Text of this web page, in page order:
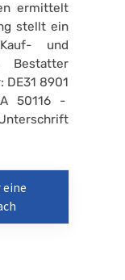
ermittelt
stellt ein
und
Bestatter
DE31 8901
50116 -